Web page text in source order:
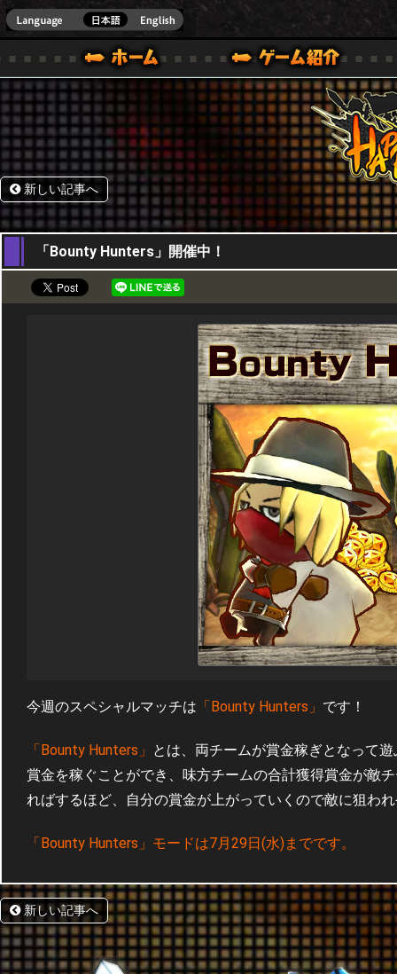
ONE VER.]
ガイド
ル｜HAPPY WARS(ハッピーウォーズ)公式サイト [ XBOX 360,XBOX ONE VER.]
サポート | HAPPY WARS(ハッピーウォーズ)公式サイ
新しい記事へ
23,07,2015
「Bounty Hunters」開催中！
今週のスペシャルマッチは 「Bounty Hunters」 です！
「Bounty Hunters」 とは、両チームが賞金稼ぎとなって
賞金を稼ぐことができ、味方チームの合計獲得賞金が敵
ればするほど、自分の賞金が上がっていくので敵に狙わ
「Bounty Hunters」モードは7月29日(水)までです。
新しい記事へ